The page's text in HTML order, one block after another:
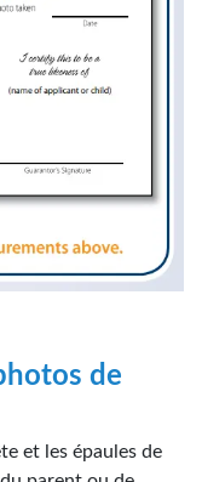
de
et les épaules de